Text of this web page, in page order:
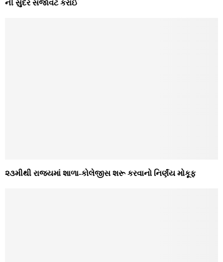
ની સુંદર સજાવટ કરાઈ
૨૩મીથી રાજ્યમાં શાળા-કોલેજીસ શરૂ કરવાનો નિર્ણંય મોકૂફ